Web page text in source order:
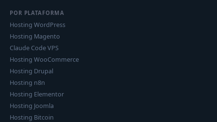
POR PLATAFORMA
Hosting WordPress
Hosting Magento
Claude Code VPS
Hosting WooCommerce
Hosting Drupal
Hosting n8n
Hosting Elementor
Hosting Joomla
Hosting Bitcoin